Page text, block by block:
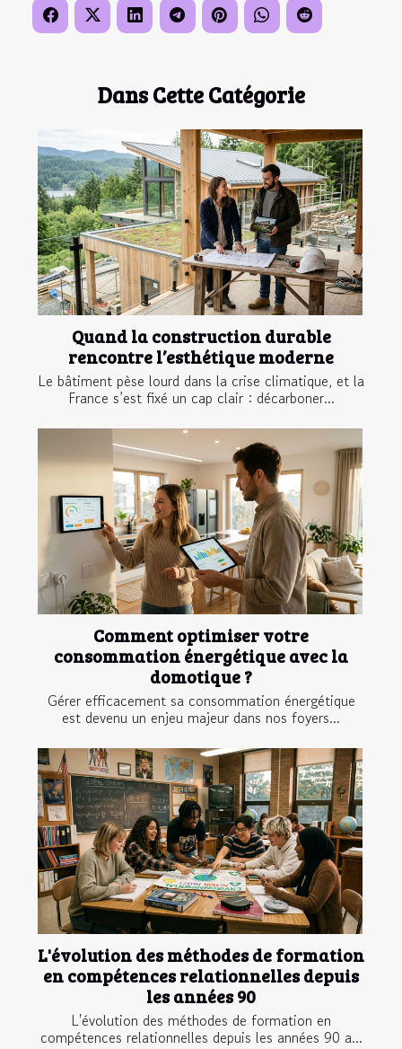
Dans Cette Catégorie
Quand la construction durable
rencontre l’esthétique moderne
Le bâtiment pèse lourd dans la crise climatique, et la
France s’est fixé un cap clair : décarboner...
Comment optimiser votre
consommation énergétique avec la
domotique ?
Gérer efficacement sa consommation énergétique
est devenu un enjeu majeur dans nos foyers...
L'évolution des méthodes de formation
en compétences relationnelles depuis
les années 90
L'évolution des méthodes de formation en
compétences relationnelles depuis les années 90 a...